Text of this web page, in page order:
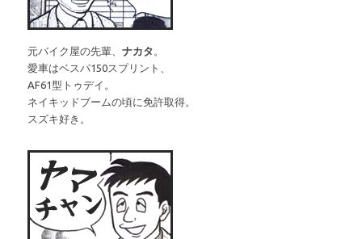
元バイク屋の先輩、 ナカタ 。
愛車はベスパ150スプリント、
AF61型トゥデイ。
ネイキッドブームの頃に免許取得。
スズキ好き。